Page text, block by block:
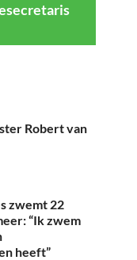
Robert van
zwemt 22
“Ik zwem
heeft”